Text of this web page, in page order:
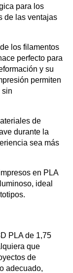
para los
de las ventajas
los filamentos
perfecto para
y su
permiten
sin
de
durante la
sea más
en PLA
ideal
PLA de 1,75
que
de
adecuado,